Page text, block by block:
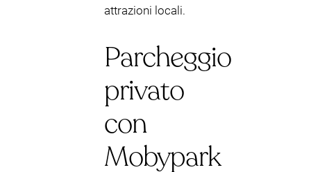
attrazioni locali.
Parcheggio
privato
con
Mobypark